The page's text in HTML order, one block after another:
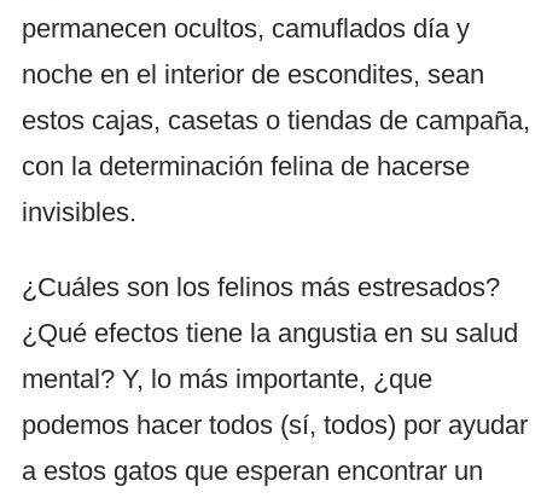
permanecen ocultos, camuflados día y
noche en el interior de escondites, sean
estos cajas, casetas o tiendas de campaña,
con la determinación felina de hacerse
invisibles.
¿Cuáles son los felinos más estresados?
¿Qué efectos tiene la angustia en su salud
mental? Y, lo más importante, ¿que
podemos hacer todos (sí, todos) por ayudar
a estos gatos que esperan encontrar un